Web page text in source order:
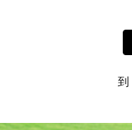
到